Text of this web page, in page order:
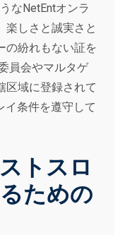
なNetEntオンラ
楽しさと誠実さと
の紛れもない証を
員会やマルタゲ
区域に登録されて
イ条件を遵守して
トスロ
ための